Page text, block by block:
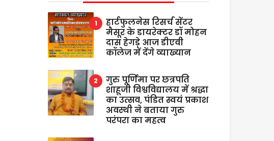
हार्टफुलनेस रिसर्च सेंटर
मैसूर के डायरेक्टर डॉ मोहन
दास हेगड़े आज डीएवी
कॉलेज में देंगे व्याख्यान
गुरु पूर्णिमा पर छत्रपति
शाहूजी विश्वविद्यालय में श्रद्धा
का उत्सव, पंडित स्वयं प्रकाश
अवस्थी ने बताया गुरु
परंपरा का महत्व